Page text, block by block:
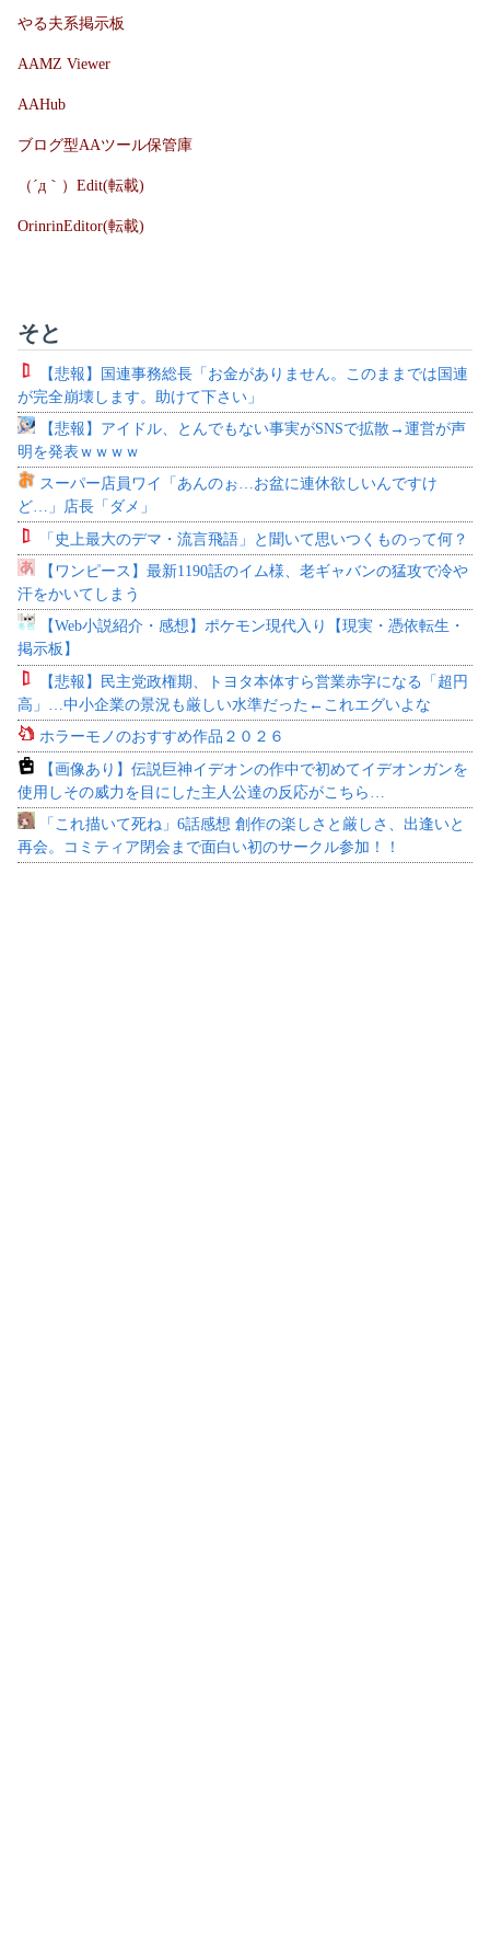
やる夫系掲示板
AAMZ Viewer
AAHub
ブログ型AAツール保管庫
（´д｀）Edit(転載)
OrinrinEditor(転載)
そと
【悲報】国連事務総長「お金がありません。このままでは国連
が完全崩壊します。助けて下さい」
【悲報】アイドル、とんでもない事実がSNSで拡散→運営が声
明を発表ｗｗｗｗ
スーパー店員ワイ「あんのぉ…お盆に連休欲しいんですけ
ど…」店長「ダメ」
「史上最大のデマ・流言飛語」と聞いて思いつくものって何？
【ワンピース】最新1190話のイム様、老ギャバンの猛攻で冷や
汗をかいてしまう
【Web小説紹介・感想】ポケモン現代入り【現実・憑依転生・
掲示板】
【悲報】民主党政権期、トヨタ本体すら営業赤字になる「超円
高」…中小企業の景況も厳しい水準だった←これエグいよな
ホラーモノのおすすめ作品２０２６
【画像あり】伝説巨神イデオンの作中で初めてイデオンガンを
使用しその威力を目にした主人公達の反応がこちら…
「これ描いて死ね」6話感想 創作の楽しさと厳しさ、出逢いと
再会。コミティア閉会まで面白い初のサークル参加！！